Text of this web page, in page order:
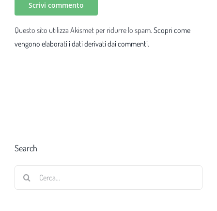
Questo sito utilizza Akismet per ridurre lo spam. Scopri come
vengono elaborati i dati derivati dai commenti.
Search